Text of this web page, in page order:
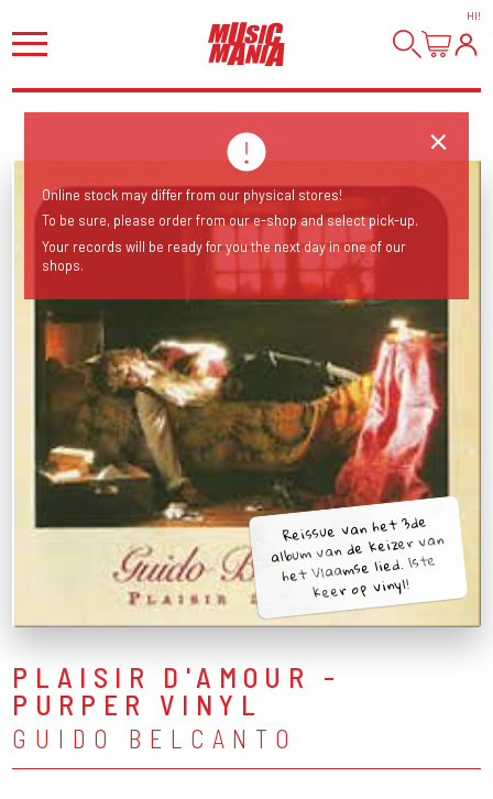
HI!
Reissue van het 3de
album van de keizer van
het Vlaamse lied. 1ste
keer op vinyl!
PLAISIR D'AMOUR -
PURPER VINYL
GUIDO BELCANTO
Online stock may differ from our physical stores!
To be sure, please order from our e-shop and select pick-up.
Your records will be ready for you the next day in one of our
shops.